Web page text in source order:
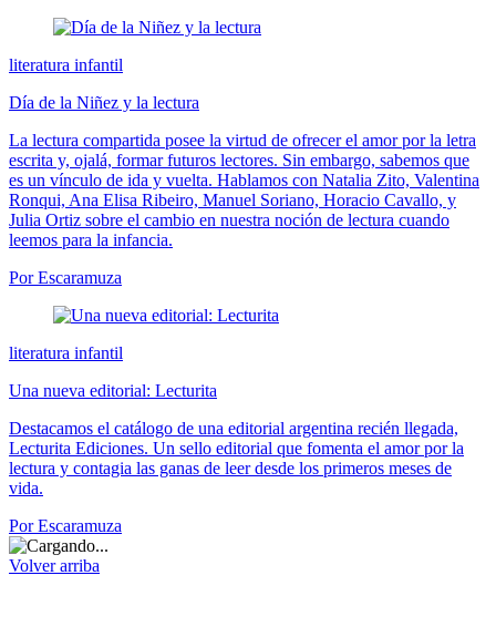
literatura infantil
Día de la Niñez y la lectura
La lectura compartida posee la virtud de ofrecer el amor por la letra
escrita y, ojalá, formar futuros lectores. Sin embargo, sabemos que
es un vínculo de ida y vuelta. Hablamos con Natalia Zito, Valentina
Ronqui, Ana Elisa Ribeiro, Manuel Soriano, Horacio Cavallo, y
Julia Ortiz sobre el cambio en nuestra noción de lectura cuando
leemos para la infancia.
Por Escaramuza
literatura infantil
Una nueva editorial: Lecturita
Destacamos el catálogo de una editorial argentina recién llegada,
Lecturita Ediciones. Un sello editorial que fomenta el amor por la
lectura y contagia las ganas de leer desde los primeros meses de
vida.
Por Escaramuza
Volver arriba